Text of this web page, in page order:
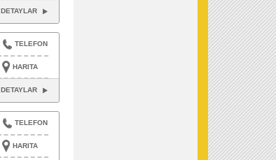
DETAYLAR
TELEFON
HARITA
DETAYLAR
TELEFON
HARITA